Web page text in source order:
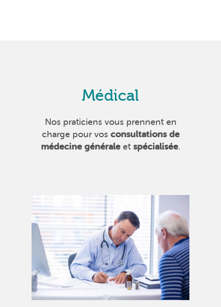
Médical
Nos praticiens vous prennent en
charge pour vos consultations de
médecine générale et spécialisée.